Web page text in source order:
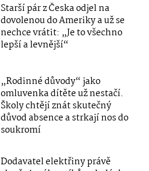
Starší pár z Česka odjel na
dovolenou do Ameriky a už se
nechce vrátit: „Je to všechno
lepší a levnější“
„Rodinné důvody“ jako
omluvenka dítěte už nestačí.
Školy chtějí znát skutečný
důvod absence a strkají nos do
soukromí
Dodavatel elektřiny právě